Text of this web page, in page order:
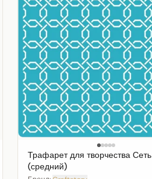
Трафарет для творчества Сеть
(средний)